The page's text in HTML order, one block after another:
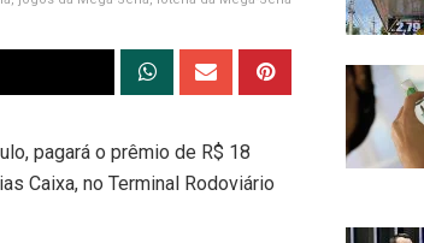
pagará o prêmio de R$ 18
Caixa, no Terminal Rodoviário